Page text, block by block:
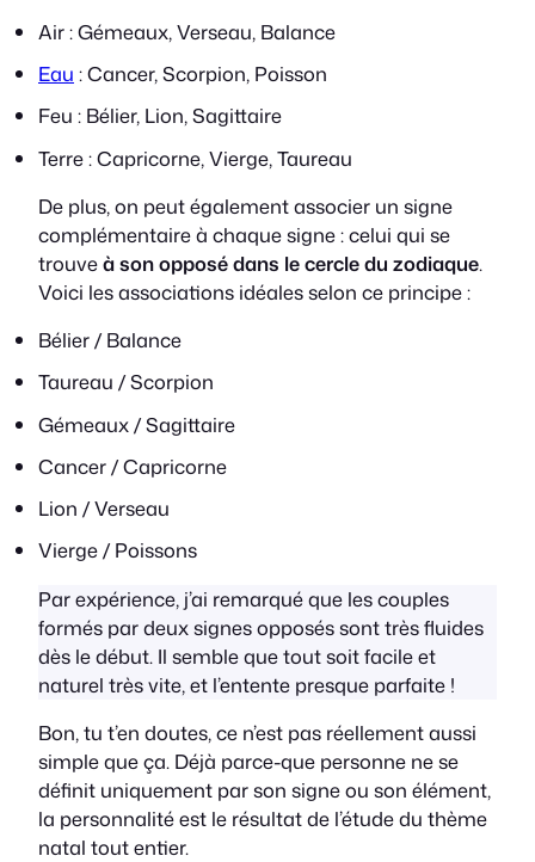
Air : Gémeaux, Verseau, Balance
Eau : Cancer, Scorpion, Poisson
Feu : Bélier, Lion, Sagittaire
Terre : Capricorne, Vierge, Taureau
De plus, on peut également associer un signe
complémentaire à chaque signe : celui qui se
trouveà son opposé dans le cercle du zodiaque.
Voici les associations idéales selon ce principe :
Bélier / Balance
Taureau / Scorpion
Gémeaux / Sagittaire
Cancer / Capricorne
Lion / Verseau
Vierge / Poissons
Par expérience, j’ai remarqué que les couples
formés par deux signes opposés sont très fluides
dès le début. Il semble que tout soit facile et
naturel très vite, et l’entente presque parfaite !
Bon, tu t’en doutes, ce n’est pas réellement aussi
simple que ça. Déjà parce-que personne ne se
définit uniquement par son signe ou son élément,
la personnalité est le résultat de l’étude du thème
natal tout entier.